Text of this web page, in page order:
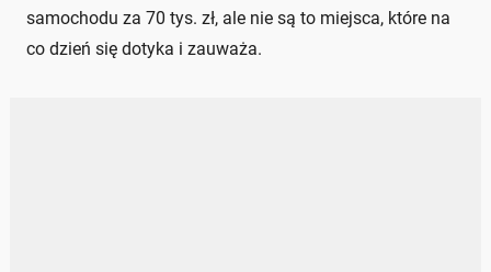
samochodu za 70 tys. zł, ale nie są to miejsca, które na
co dzień się dotyka i zauważa.